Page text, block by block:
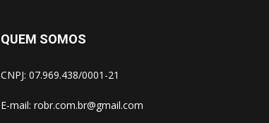
QUEM SOMOS
CNPJ: 07.969.438/0001-21
E-mail: robr.com.br@gmail.com